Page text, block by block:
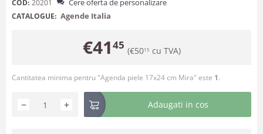
COD: 20201 Cere oferta de personalizare
CATALOGUE: Agende Italia
€4145 (€5015 cu TVA)
Cantitatea minima pentru "Agenda piele 17x24 cm Mira" este 1.
+
− Adaugati in cos